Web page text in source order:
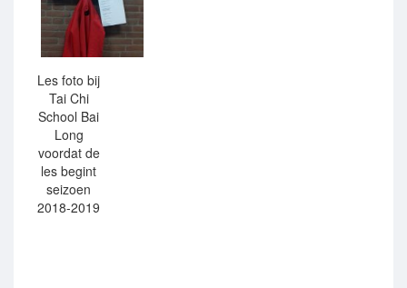
Les foto bij
Tai Chi
School Bai
Long
voordat de
les begint
seizoen
2018-2019